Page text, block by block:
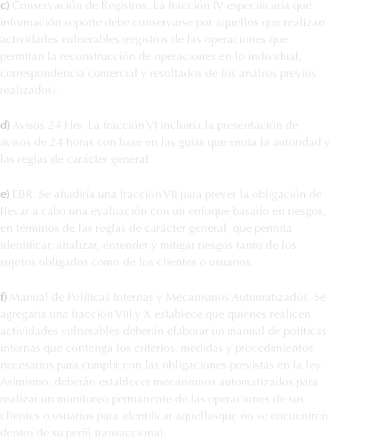
c) Conservación de Registros. La fracción IV especificaría qué
información soporte debe conservarse por aquellos que realizan
actividades vulnerables (registros de las operaciones que
permitan la reconstrucción de operaciones en lo individual,
correspondencia comercial y resultados de los análisis previos
realizados).
d) Avisos 24 Hrs. La fracción VI incluiría la presentación de
avisos de 24 horas con base en las guías que emita la autoridad y
las reglas de carácter general.
e) EBR. Se añadiría una fracción VII para prever la obligación de
llevar a cabo una evaluación con un enfoque basado en riesgos,
en términos de las reglas de carácter general, que permita
identificar, analizar, entender y mitigar riesgos tanto de los
sujetos obligados como de los clientes o usuarios.
f) Manual de Políticas Internas y Mecanismos Automatizados. Se
agregaría una fracción VIII y X establece que quienes realicen
actividades vulnerables deberán elaborar un manual de políticas
internas que contenga los criterios, medidas y procedimientos
necesarios para cumplir con las obligaciones previstas en la ley.
Asimismo, deberán establecer mecanismos automatizados para
realizar un monitoreo permanente de las operaciones de sus
clientes o usuarios para identificar aquellasque no se encuentren
dentro de su perfil transaccional.